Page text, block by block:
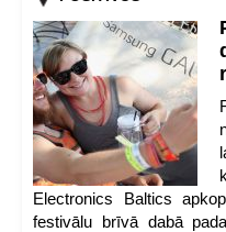
Electronics Baltics
festivālu brīvā dabā